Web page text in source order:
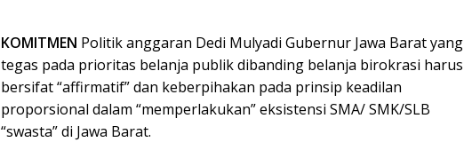
KOMITMEN Politik anggaran Dedi Mulyadi Gubernur Jawa Barat yang
tegas pada prioritas belanja publik dibanding belanja birokrasi harus
bersifat “affirmatif” dan keberpihakan pada prinsip keadilan
proporsional dalam “memperlakukan” eksistensi SMA/ SMK/SLB
“swasta” di Jawa Barat.